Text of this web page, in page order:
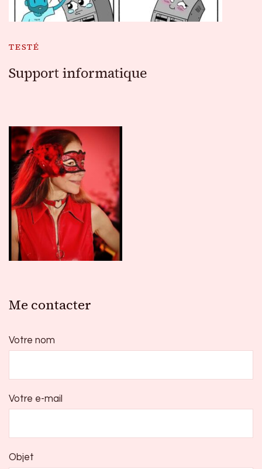
TESTÉ
Support informatique
Me contacter
Votre nom
Votre e-mail
Objet